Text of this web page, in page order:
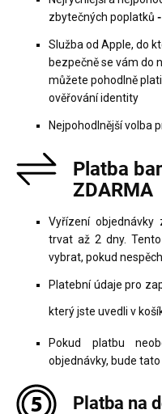
zbytečných poplatků
Služba od Apple, do
bezpečně se vám do
můžete pohodlně
ověřování identity
Nejpohodlnější volba
Platba
ZDARMA
Vyřízení
trvat až 2 dny.
vybrat, pokud
Platební údaje pro
který jste uvedli v
Pokud platbu
objednávky, bude
Platba na